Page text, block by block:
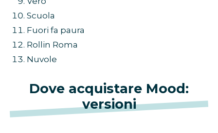
Scuola
Fuori fa paura
Rollin Roma
Nuvole
Dove acquistare Mood:
versioni